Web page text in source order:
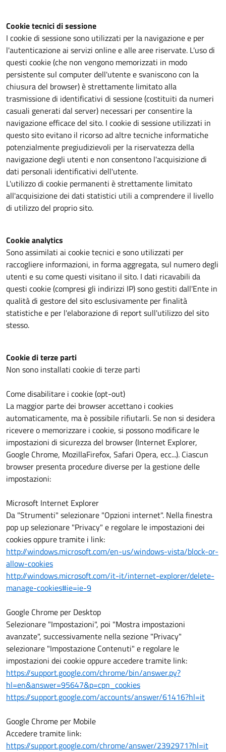
Cookie tecnici di sessione
I cookie di sessione sono utilizzati per la navigazione e per
l'autenticazione ai servizi online e alle aree riservate. L'uso di
questi cookie (che non vengono memorizzati in modo
persistente sul computer dell'utente e svaniscono con la
chiusura del browser) è strettamente limitato alla
trasmissione di identificativi di sessione (costituiti da numeri
casuali generati dal server) necessari per consentire la
navigazione efficace del sito. I cookie di sessione utilizzati in
questo sito evitano il ricorso ad altre tecniche informatiche
potenzialmente pregiudizievoli per la riservatezza della
navigazione degli utenti e non consentono l'acquisizione di
dati personali identificativi dell'utente.
L'utilizzo di cookie permanenti è strettamente limitato
all'acquisizione dei dati statistici utili a comprendere il livello
di utilizzo del proprio sito.
Cookie analytics
Sono assimilati ai cookie tecnici e sono utilizzati per
raccogliere informazioni, in forma aggregata, sul numero degli
utenti e su come questi visitano il sito. I dati ricavabili da
questi cookie (compresi gli indirizzi IP) sono gestiti dall'Ente in
qualità di gestore del sito esclusivamente per finalità
statistiche e per l'elaborazione di report sull'utilizzo del sito
stesso.
Cookie di terze parti
Non sono installati cookie di terze parti
Come disabilitare i cookie (opt-out)
La maggior parte dei browser accettano i cookies
automaticamente, ma è possibile rifiutarli. Se non si desidera
ricevere o memorizzare i cookie, si possono modificare le
impostazioni di sicurezza del browser (Internet Explorer,
Google Chrome, MozillaFirefox, Safari Opera, ecc...). Ciascun
browser presenta procedure diverse per la gestione delle
impostazioni:
Microsoft Internet Explorer
Da "Strumenti" selezionare "Opzioni internet". Nella finestra
pop up selezionare "Privacy" e regolare le impostazioni dei
cookies oppure tramite i link:
http://windows.microsoft.com/en-us/windows-vista/block-or-
allow-cookies
http://windows.microsoft.com/it-it/internet-explorer/delete-
manage-cookies#ie=ie-9
Google Chrome per Desktop
Selezionare "Impostazioni", poi "Mostra impostazioni
avanzate", successivamente nella sezione "Privacy"
selezionare "Impostazione Contenuti" e regolare le
impostazioni dei cookie oppure accedere tramite link:
https://support.google.com/chrome/bin/answer.py?
hl=en&answer=95647&p=cpn_cookies
https://support.google.com/accounts/answer/61416?hl=it
Google Chrome per Mobile
Accedere tramite link:
https://support.google.com/chrome/answer/2392971?hl=it